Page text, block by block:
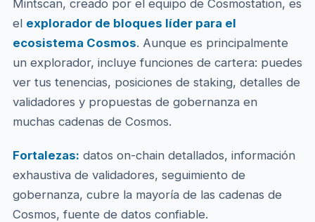
Mintscan, creado por el equipo de Cosmostation, es
el explorador de bloques líder para el
ecosistema Cosmos. Aunque es principalmente
un explorador, incluye funciones de cartera: puedes
ver tus tenencias, posiciones de staking, detalles de
validadores y propuestas de gobernanza en
muchas cadenas de Cosmos.
Fortalezas: datos on-chain detallados, información
exhaustiva de validadores, seguimiento de
gobernanza, cubre la mayoría de las cadenas de
Cosmos, fuente de datos confiable.